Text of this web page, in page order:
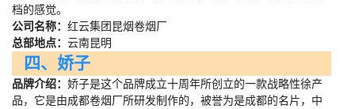
档的感觉。
公司名称： 红云集团昆烟卷烟厂
总部地点： 云南昆明
四、娇子
品牌介绍： 娇子是这个品牌成立十周年所创立的一款战略性徐产
品，它是由成都卷烟厂所研发制作的，被誉为是成都的名片，中